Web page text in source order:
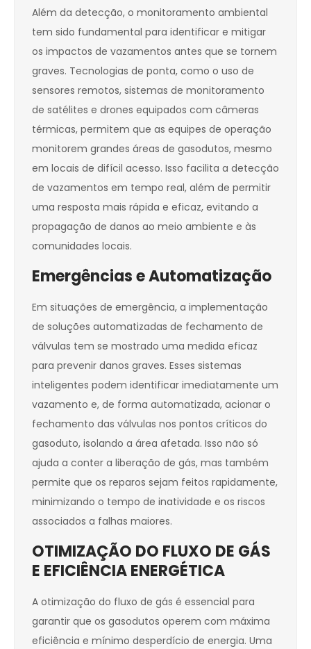
Além da detecção, o monitoramento ambiental
tem sido fundamental para identificar e mitigar
os impactos de vazamentos antes que se tornem
graves. Tecnologias de ponta, como o uso de
sensores remotos, sistemas de monitoramento
de satélites e drones equipados com câmeras
térmicas, permitem que as equipes de operação
monitorem grandes áreas de gasodutos, mesmo
em locais de difícil acesso. Isso facilita a detecção
de vazamentos em tempo real, além de permitir
uma resposta mais rápida e eficaz, evitando a
propagação de danos ao meio ambiente e às
comunidades locais.
Emergências e Automatização
Em situações de emergência, a implementação
de soluções automatizadas de fechamento de
válvulas tem se mostrado uma medida eficaz
para prevenir danos graves. Esses sistemas
inteligentes podem identificar imediatamente um
vazamento e, de forma automatizada, acionar o
fechamento das válvulas nos pontos críticos do
gasoduto, isolando a área afetada. Isso não só
ajuda a conter a liberação de gás, mas também
permite que os reparos sejam feitos rapidamente,
minimizando o tempo de inatividade e os riscos
associados a falhas maiores.
OTIMIZAÇÃO DO FLUXO DE GÁS
E EFICIÊNCIA ENERGÉTICA
A otimização do fluxo de gás é essencial para
garantir que os gasodutos operem com máxima
eficiência e mínimo desperdício de energia. Uma